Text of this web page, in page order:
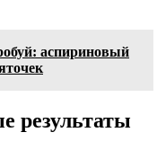
аспириновый
результаты